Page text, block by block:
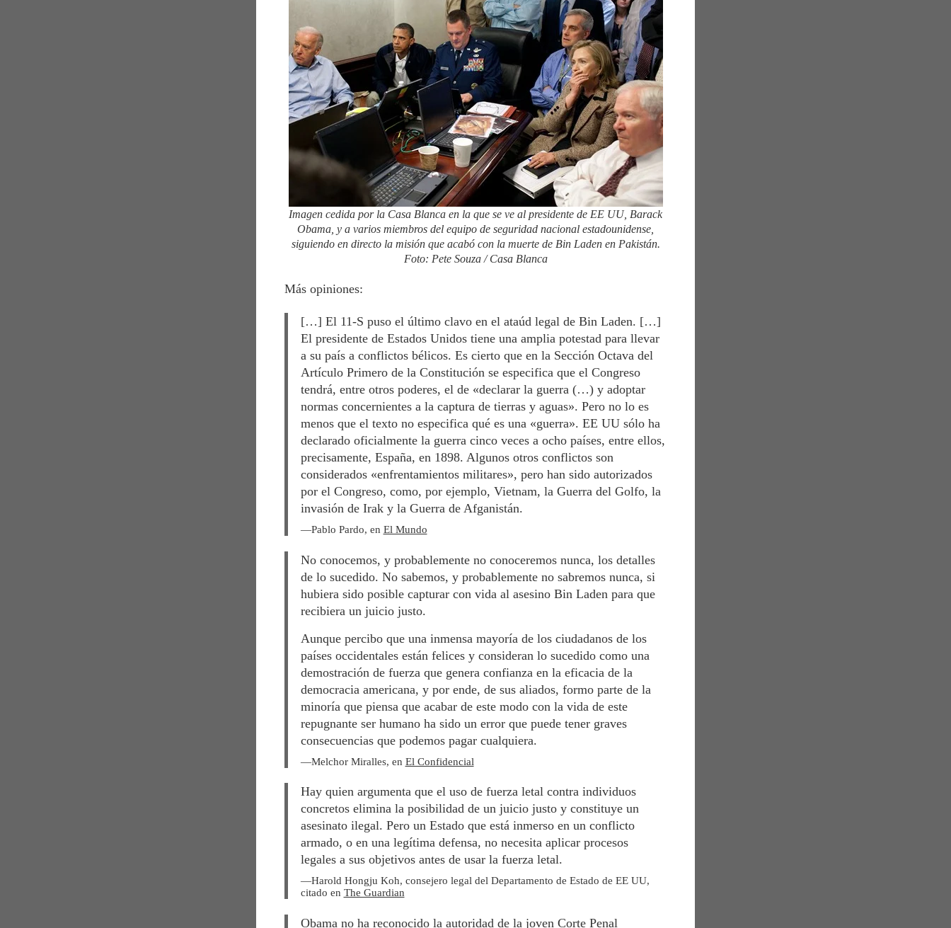
Imagen cedida por la Casa Blanca en la que se ve al presidente de EE UU, Barack
Obama, y a varios miembros del equipo de seguridad nacional estadounidense,
siguiendo en directo la misión que acabó con la muerte de Bin Laden en Pakistán.
Foto: Pete Souza / Casa Blanca
Más opiniones:
[…] El 11-S puso el último clavo en el ataúd legal de Bin Laden. […]
El presidente de Estados Unidos tiene una amplia potestad para llevar
a su país a conflictos bélicos. Es cierto que en la Sección Octava del
Artículo Primero de la Constitución se especifica que el Congreso
tendrá, entre otros poderes, el de «declarar la guerra (…) y adoptar
normas concernientes a la captura de tierras y aguas». Pero no lo es
menos que el texto no especifica qué es una «guerra». EE UU sólo ha
declarado oficialmente la guerra cinco veces a ocho países, entre ellos,
precisamente, España, en 1898. Algunos otros conflictos son
considerados «enfrentamientos militares», pero han sido autorizados
por el Congreso, como, por ejemplo, Vietnam, la Guerra del Golfo, la
invasión de Irak y la Guerra de Afganistán.
Pablo Pardo, en El Mundo
No conocemos, y probablemente no conoceremos nunca, los detalles
de lo sucedido. No sabemos, y probablemente no sabremos nunca, si
hubiera sido posible capturar con vida al asesino Bin Laden para que
recibiera un juicio justo.
Aunque percibo que una inmensa mayoría de los ciudadanos de los
países occidentales están felices y consideran lo sucedido como una
demostración de fuerza que genera confianza en la eficacia de la
democracia americana, y por ende, de sus aliados, formo parte de la
minoría que piensa que acabar de este modo con la vida de este
repugnante ser humano ha sido un error que puede tener graves
consecuencias que podemos pagar cualquiera.
Melchor Miralles, en El Confidencial
Hay quien argumenta que el uso de fuerza letal contra individuos
concretos elimina la posibilidad de un juicio justo y constituye un
asesinato ilegal. Pero un Estado que está inmerso en un conflicto
armado, o en una legítima defensa, no necesita aplicar procesos
legales a sus objetivos antes de usar la fuerza letal.
Harold Hongju Koh, consejero legal del Departamento de Estado de EE UU,
citado en The Guardian
Obama no ha reconocido la autoridad de la joven Corte Penal